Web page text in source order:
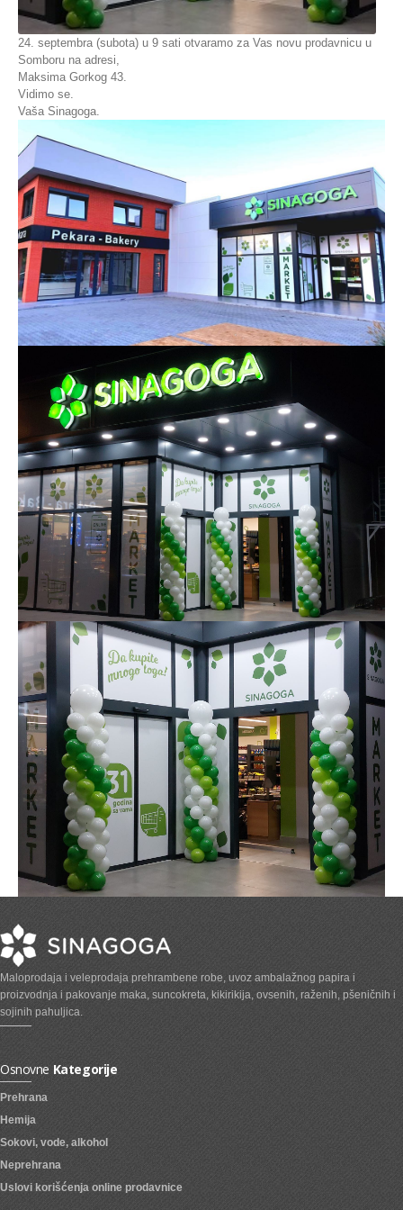
MARKET 4
MARKET 5
MARKET 6
MARKET 7
MARKET 8
MARKET 9
MARKET 10
MARKET 11
MARKET 12
MARKET 13
ZAPOSLENJE
KONTAKT
24. septembra (subota) u 9 sati otvaramo za Vas novu prodavnicu u
Somboru na adresi,
Maksima Gorkog 43.
Vidimo se.
Vaša Sinagoga.
Maloprodaja i veleprodaja prehrambene robe, uvoz ambalažnog papira i
proizvodnja i pakovanje maka, suncokreta, kikirikija, ovsenih, raženih, pšeničnih i
sojinih pahuljica.
Osnovne Kategorije
Prehrana
Hemija
Sokovi, vode, alkohol
Neprehrana
Uslovi korišćenja online prodavnice